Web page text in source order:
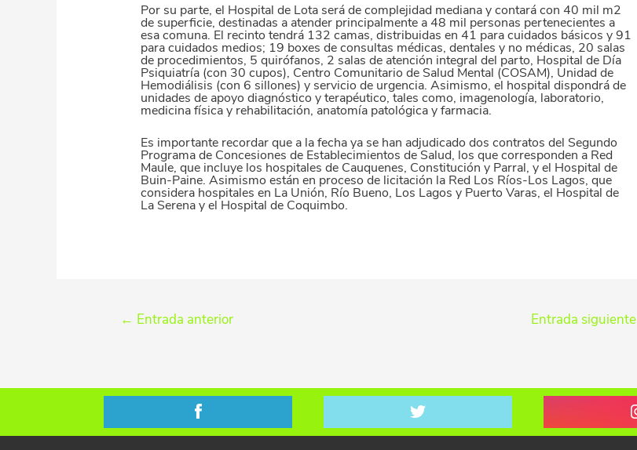
Por su parte, el Hospital de Lota será de complejidad mediana y contará con 40 mil m2
de superficie, destinadas a atender principalmente a 48 mil personas pertenecientes a
esa comuna. El recinto tendrá 132 camas, distribuidas en 41 para cuidados básicos y 91
para cuidados medios; 19 boxes de consultas médicas, dentales y no médicas, 20 salas
de procedimientos, 5 quirófanos, 2 salas de atención integral del parto, Hospital de Día
Psiquiatría (con 30 cupos), Centro Comunitario de Salud Mental (COSAM), Unidad de
Hemodiálisis (con 6 sillones) y servicio de urgencia. Asimismo, el hospital dispondrá de
unidades de apoyo diagnóstico y terapéutico, tales como, imagenología, laboratorio,
medicina física y rehabilitación, anatomía patológica y farmacia.
Es importante recordar que a la fecha ya se han adjudicado dos contratos del Segundo
Programa de Concesiones de Establecimientos de Salud, los que corresponden a Red
Maule, que incluye los hospitales de Cauquenes, Constitución y Parral, y el Hospital de
Buin-Paine. Asimismo están en proceso de licitación la Red Los Ríos-Los Lagos, que
considera hospitales en La Unión, Río Bueno, Los Lagos y Puerto Varas, el Hospital de
La Serena y el Hospital de Coquimbo.
← Entrada anterior Entrada siguiente